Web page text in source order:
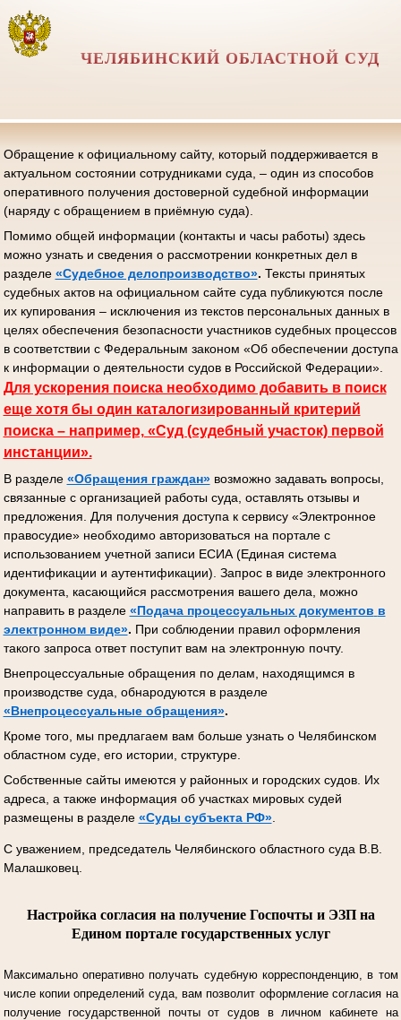
ЧЕЛЯБИНСКИЙ ОБЛАСТНОЙ СУД
Обращение к официальному сайту, который поддерживается в
актуальном состоянии сотрудниками суда, – один из способов
оперативного получения достоверной судебной информации
(наряду с обращением в приёмную суда).
Помимо общей информации (контакты и часы работы) здесь
можно узнать и сведения о рассмотрении конкретных дел в
разделе «Судебное делопроизводство». Тексты принятых
судебных актов на официальном сайте суда публикуются после
их купирования – исключения из текстов персональных данных в
целях обеспечения безопасности участников судебных процессов
в соответствии с Федеральным законом «Об обеспечении доступа
к информации о деятельности судов в Российской Федерации».
Для ускорения поиска необходимо добавить в поиск
еще хотя бы один каталогизированный критерий
поиска – например, «Суд (судебный участок) первой
инстанции».
В разделе «Обращения граждан»возможно задавать вопросы,
связанные с организацией работы суда, оставлять отзывы и
предложения. Для получения доступа к сервису «Электронное
правосудие» необходимо авторизоваться на портале с
использованием учетной записи ЕСИА (Единая система
идентификации и аутентификации). Запрос в виде электронного
документа, касающийся рассмотрения вашего дела, можно
направить в разделе «Подача процессуальных документов в
электронном виде». При соблюдении правил оформления
такого запроса ответ поступит вам на электронную почту.
Внепроцессуальные обращения по делам, находящимся в
производстве суда, обнародуются в разделе
«Внепроцессуальные обращения».
Кроме того, мы предлагаем вам больше узнать о Челябинском
областном суде, его истории, структуре.
Собственные сайты имеются у районных и городских судов. Их
адреса, а также информация об участках мировых судей
размещены в разделе «Суды субъекта РФ».
С уважением, председатель Челябинского областного суда В.В.
Малашковец.
Настройка согласия на получение Госпочты и ЭЗП на
Едином портале государственных услуг
Максимально оперативно получать судебную корреспонденцию, в том
числе копии определений суда, вам позволит оформление согласия на
получение государственной почты от судов в личном кабинете на